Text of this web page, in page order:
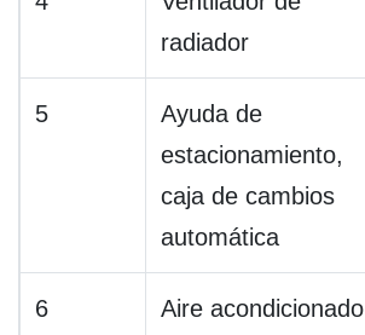
radiador
5
Ayuda de
estacionamiento,
caja de cambios
automática
6
Aire acondicionado